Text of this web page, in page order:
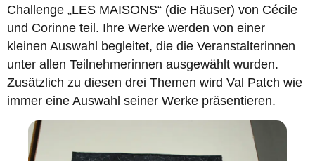
Challenge „LES MAISONS“ (die Häuser) von Cécile
und Corinne teil. Ihre Werke werden von einer
kleinen Auswahl begleitet, die die Veranstalterinnen
unter allen Teilnehmerinnen ausgewählt wurden.
Zusätzlich zu diesen drei Themen wird Val Patch wie
immer eine Auswahl seiner Werke präsentieren.